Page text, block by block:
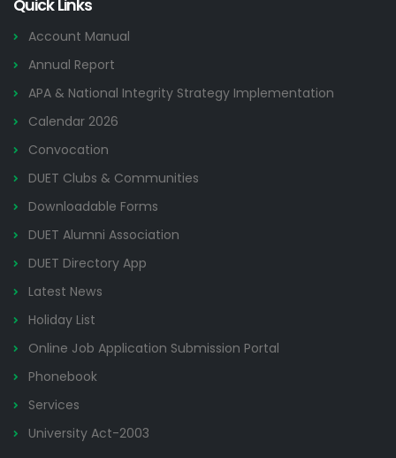
Quick Links
Account Manual
Annual Report
APA & National Integrity Strategy Implementation
Calendar 2026
Convocation
DUET Clubs & Communities
Downloadable Forms
DUET Alumni Association
DUET Directory App
Latest News
Holiday List
Online Job Application Submission Portal
Phonebook
Services
University Act-2003